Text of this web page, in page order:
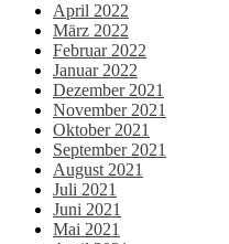
April 2022
März 2022
Februar 2022
Januar 2022
Dezember 2021
November 2021
Oktober 2021
September 2021
August 2021
Juli 2021
Juni 2021
Mai 2021